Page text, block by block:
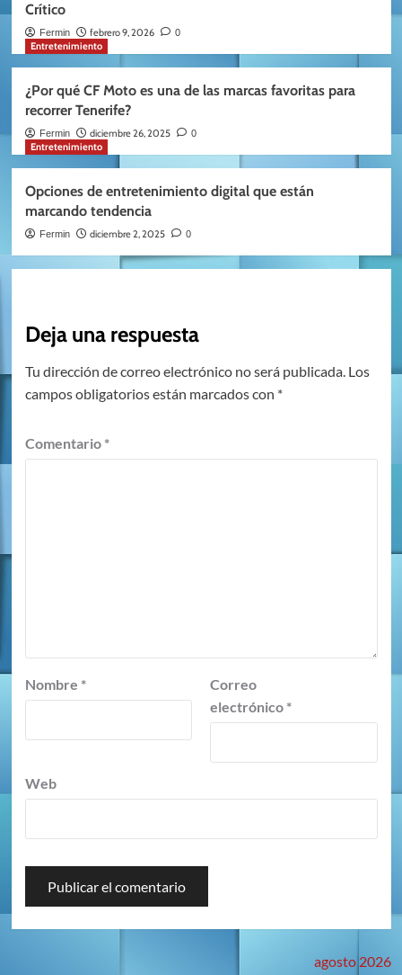
Crítico
Fermin febrero 9, 2026 0
Entretenimiento
¿Por qué CF Moto es una de las marcas favoritas para
recorrer Tenerife?
Fermin diciembre 26, 2025 0
Entretenimiento
Opciones de entretenimiento digital que están
marcando tendencia
Fermin diciembre 2, 2025 0
Deja una respuesta
Tu dirección de correo electrónico no será publicada. Los
campos obligatorios están marcados con *
Comentario *
Nombre *
Correo
electrónico *
Web
agosto 2026